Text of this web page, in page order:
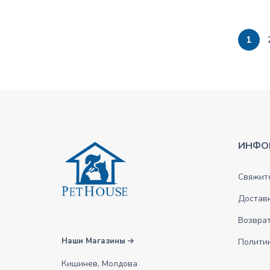
1
Наши Магазины
Кишинев, Молдова